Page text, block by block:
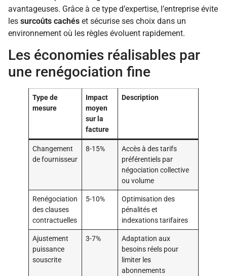
avantageuses. Grâce à ce type d’expertise, l’entreprise évite
les surcoûts cachés et sécurise ses choix dans un
environnement où les règles évoluent rapidement.
Les économies réalisables par
une renégociation fine
Type de
mesure
Impact
moyen
sur la
facture
Description
Changement
de fournisseur
8-15%
Accès à des tarifs
préférentiels par
négociation collective
ou volume
Renégociation
des clauses
contractuelles
5-10%
Optimisation des
pénalités et
indexations tarifaires
Ajustement
puissance
souscrite
3-7%
Adaptation aux
besoins réels pour
limiter les
abonnements